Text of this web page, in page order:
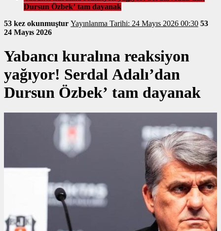
Dursun Özbek’ tam dayanak
53 kez okunmuştur
Yayınlanma Tarihi: 24 Mayıs 2026 00:30 53
24 Mayıs 2026
Yabancı kuralına reaksiyon
yağıyor! Serdal Adalı’dan
Dursun Özbek’ tam dayanak